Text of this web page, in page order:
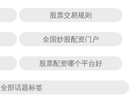
股票交易规则
全国炒股配资门户
股票配资哪个平台好
全部话题标签